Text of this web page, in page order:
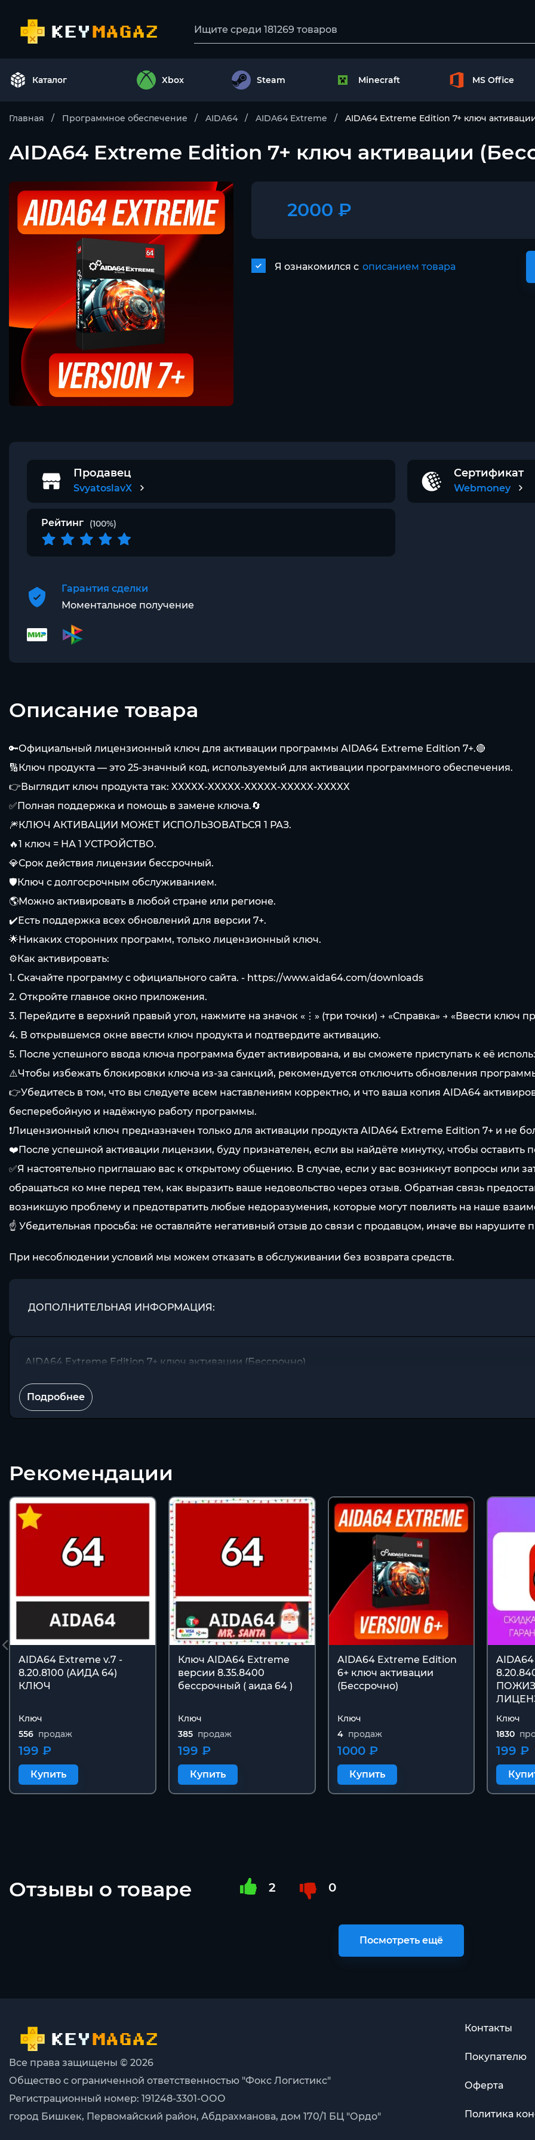
Каталог Xbox Steam Minecraft MS Office
Главная Программное обеспечение AIDA64 AIDA64 Extreme AIDA64 Extreme Edition 7+ ключ
AIDA64 Extreme Edition 7+ ключ активации
2000 ₽
Я ознакомился с описанием товара
Продавец
SvyatoslavX
Сертификат
Webmoney
Рейтинг (100%)
Гарантия сделки
Моментальное получение
Описание товара
🔑Официальный лицензионный ключ для активации программы AIDA64 Extreme Edition 7+.🔴
🔢Ключ продукта — это 25-значный код, используемый для активации программного обеспечения.
👉Выглядит ключ продукта так: XXXXX-XXXXX-XXXXX-XXXXX-XXXXX
✅Полная поддержка и помощь в замене ключа.🔄
🎆КЛЮЧ АКТИВАЦИИ МОЖЕТ ИСПОЛЬЗОВАТЬСЯ 1 РАЗ.
🔥1 ключ = НА 1 УСТРОЙСТВО.
💎Срок действия лицензии бессрочный.
🛡️Ключ с долгосрочным обслуживанием.
🌎Можно активировать в любой стране или регионе.
✔️Есть поддержка всех обновлений для версии 7+.
🌟Никаких сторонних программ, только лицензионный ключ.
⚙️Как активировать:
1. Скачайте программу с официального сайта. - https://www.aida64.com/downloads
2. Откройте главное окно приложения.
3. Перейдите в верхний правый угол, нажмите на значок «⋮» (три точки) → «Справка» → «Ввести ключ
4. В открывшемся окне ввести ключ продукта и подтвердите активацию.
5. После успешного ввода ключа программа будет активирована, и вы сможете приступать к её
⚠️Чтобы избежать блокировки ключа из-за санкций, рекомендуется отключить обновления
👉Убедитесь в том, что вы следуете всем наставлениям корректно, и что ваша копия AIDA64
бесперебойную и надёжную работу программы.
❗Лицензионный ключ предназначен только для активации продукта AIDA64 Extreme Edition 7+ и не
❤️После успешной активации лицензии, буду признателен, если вы найдёте минутку, чтобы оставить
✅Я настоятельно приглашаю вас к открытому общению. В случае, если у вас возникнут вопросы или
обращаться ко мне перед тем, как выразить ваше недовольство через отзыв. Обратная связь
возникшую проблему и предотвратить любые недоразумения, которые могут повлиять на наше
☝️ Убедительная просьба: не оставляйте негативный отзыв до связи с продавцом, иначе вы нарушите
При несоблюдении условий мы можем отказать в обслуживании без возврата средств.
ДОПОЛНИТЕЛЬНАЯ ИНФОРМАЦИЯ:
AIDA64 Extreme Edition 7+ ключ активации (Бессрочно)
Подробнее
Рекомендации
AIDA64 Extreme v.7 -
8.20.8100 (АИДА 64)
КЛЮЧ
Ключ
556 продаж
199 ₽
Купить
Ключ AIDA64 Extreme
версии 8.35.8400
бессрочный ( аида 64 )
Ключ
385 продаж
199 ₽
Купить
AIDA64 Extreme Edition
6+ ключ активации
(Бессрочно)
Ключ
4 продаж
1000 ₽
Купить
AIDA64
Ключ
1830
199 ₽
Отзывы о товаре 2 0
Посмотреть ещё
Все права защищены © 2026
Общество с ограниченной ответственностью "Фокс Логистикс"
Регистрационный номер: 191248-3301-ООО
город Бишкек, Первомайский район, Абдрахманова, дом 170/1 БЦ "Ордо"
Контакты
Покупателю
Оферта
Политика